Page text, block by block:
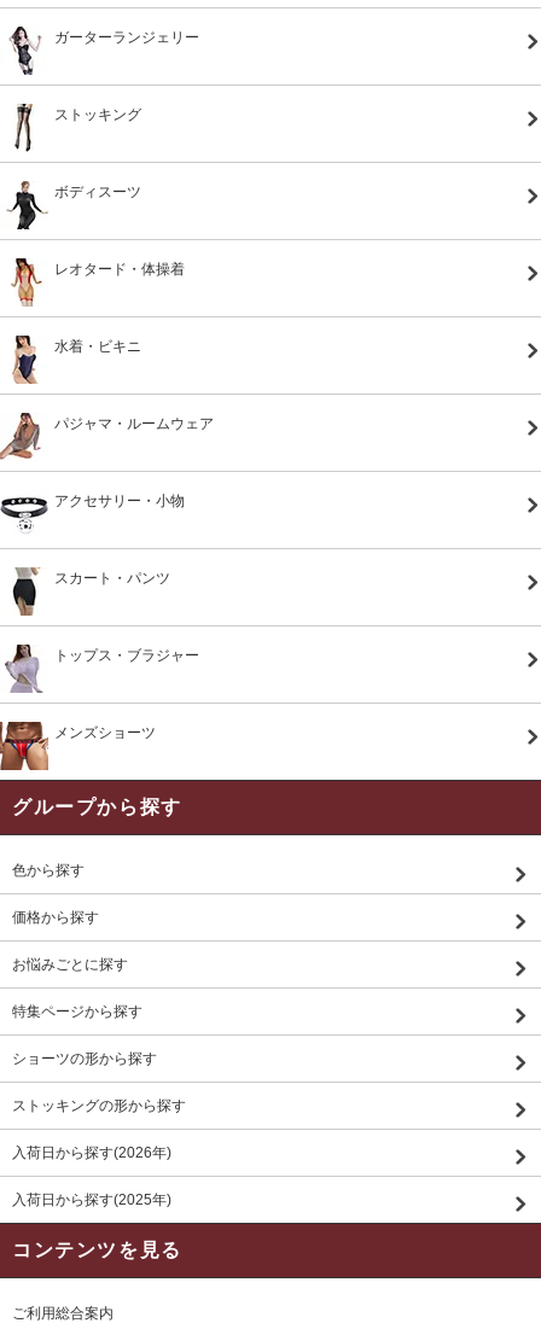
ガーターランジェリー
ストッキング
ボディスーツ
レオタード・体操着
水着・ビキニ
パジャマ・ルームウェア
アクセサリー・小物
スカート・パンツ
トップス・ブラジャー
メンズショーツ
グループから探す
色から探す
価格から探す
お悩みごとに探す
特集ページから探す
ショーツの形から探す
ストッキングの形から探す
入荷日から探す(2026年)
入荷日から探す(2025年)
コンテンツを見る
ご利用総合案内